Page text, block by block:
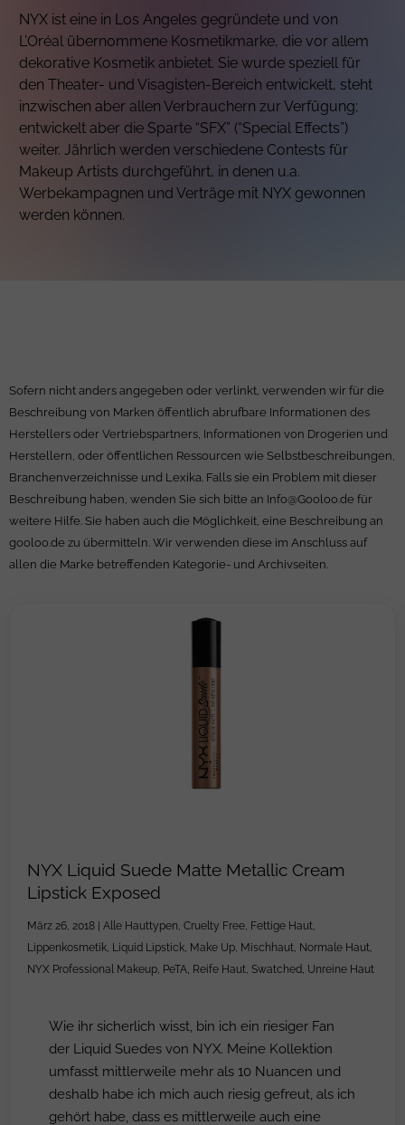
NYX ist eine in Los Angeles gegründete und von
L’Oréal übernommene Kosmetikmarke, die vor allem
dekorative Kosmetik anbietet. Sie wurde speziell für
den Theater- und Visagisten-Bereich entwickelt, steht
inzwischen aber allen Verbrauchern zur Verfügung;
entwickelt aber die Sparte “SFX” (“Special Effects”)
weiter. Jährlich werden verschiedene Contests für
Makeup Artists durchgeführt, in denen u.a.
Werbekampagnen und Verträge mit NYX gewonnen
werden können.
Sofern nicht anders angegeben oder verlinkt, verwenden wir für die
Beschreibung von Marken öffentlich abrufbare Informationen des
Herstellers oder Vertriebspartners, Informationen von Drogerien und
Herstellern, oder öffentlichen Ressourcen wie Selbstbeschreibungen,
Branchenverzeichnisse und Lexika. Falls sie ein Problem mit dieser
Beschreibung haben, wenden Sie sich bitte an Info@Gooloo.de für
weitere Hilfe. Sie haben auch die Möglichkeit, eine Beschreibung an
gooloo.de zu übermitteln. Wir verwenden diese im Anschluss auf
allen die Marke betreffenden Kategorie- und Archivseiten.
NYX Liquid Suede Matte Metallic Cream
Lipstick Exposed
März 26, 2018 | Alle Hauttypen Cruelty Free Fettige Haut
Lippenkosmetik Liquid Lipstick Make Up Mischhaut Normale Haut
NYX Professional Makeup PeTA Reife Haut Swatched Unreine Haut
Wie ihr sicherlich wisst, bin ich ein riesiger Fan
der Liquid Suedes von NYX. Meine Kollektion
umfasst mittlerweile mehr als 10 Nuancen und
deshalb habe ich mich auch riesig gefreut, als ich
gehört habe, dass es mittlerweile auch eine